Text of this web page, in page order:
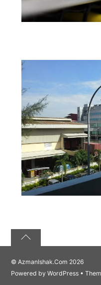
©AzmanIshak.Com 2026
Powered byWordPress •